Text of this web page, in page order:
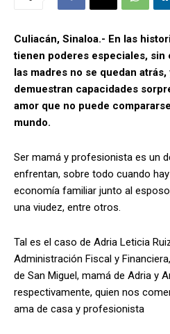
Culiacán, Sinaloa.- En las
tienen poderes especiales, sin
las madres no se quedan
demuestran capacidades
amor que no puede
mundo.
Ser mamá y profesionista es un
enfrentan, sobre todo cuando
economía familiar junto al
una viudez, entre otros.
Tal es el caso de Adria Leticia
Administración Fiscal y
de San Miguel, mamá de Adria y
respectivamente, quien nos
ama de casa y profesionista